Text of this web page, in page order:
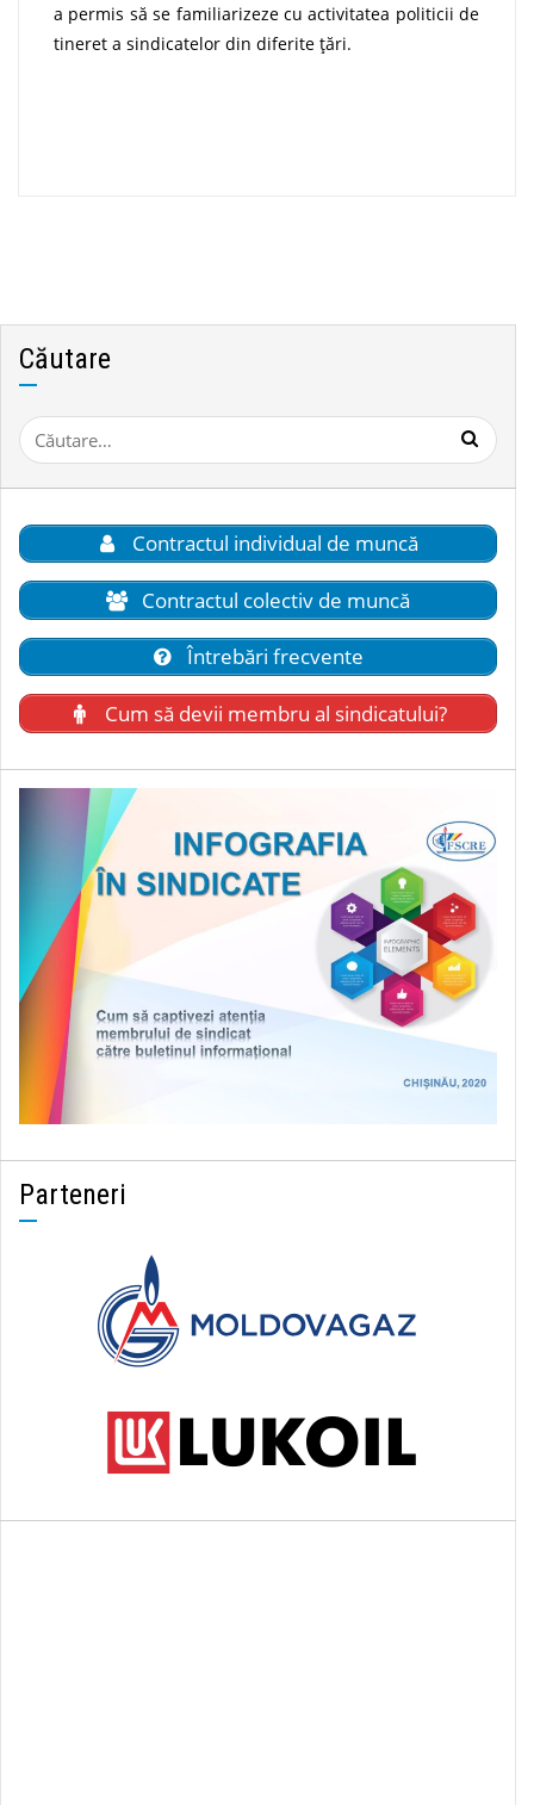
a permis să se familiarizeze cu activitatea politicii de
tineret a sindicatelor din diferite țări.
Căutare
Caută
după:
Contractul individual de muncă
Contractul colectiv de muncă
Întrebări frecvente
Cum să devii membru al sindicatului?
Parteneri